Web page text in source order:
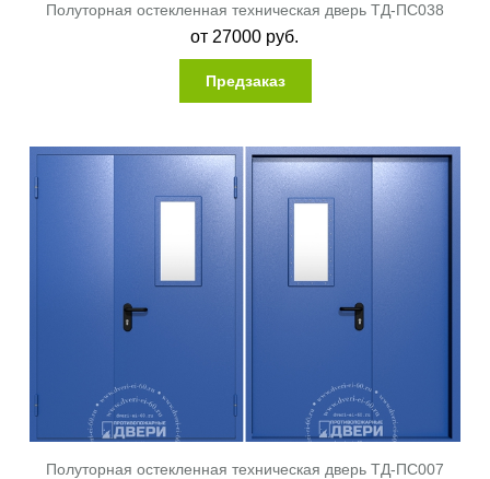
Полуторная остекленная техническая дверь ТД-ПС038
от 27000 руб.
Предзаказ
Полуторная остекленная техническая дверь ТД-ПС007